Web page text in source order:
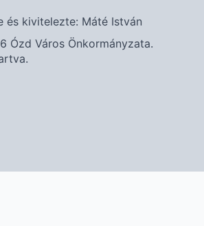
és kivitelezte: Máté István
Ózd Város Önkormányzata.